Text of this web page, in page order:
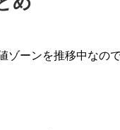
ゾーンを推移中なの